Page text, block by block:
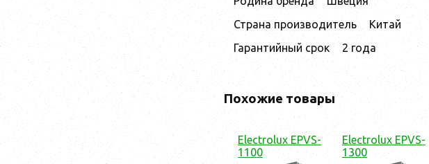
Страна производитель
Китай
Гарантийный срок
2 года
Похожие товары
Electrolux EPVS-
1100
Electrolux EPVS-
1300